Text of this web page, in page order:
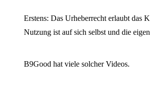
Erstens: Das Urheberrecht erlaubt das
Nutzung ist auf sich selbst und die
B9Good hat viele solcher Videos.